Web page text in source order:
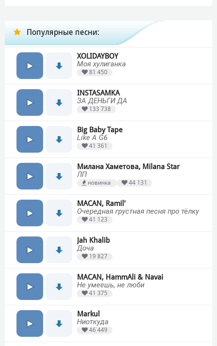
Популярные песни:
XOLIDAYBOY
Моя хулиганка
81 450
INSTASAMKA
ЗА ДЕНЬГИ ДА
133 738
Big Baby Tape
Like A G6
41 361
Милана Хаметова, Milana Star
ЛП
новинка 44 131
MACAN, Ramil'
Очередная грустная песня про тёлку
41 123
Jah Khalib
Доча
19 827
MACAN, HammAli & Navai
Не умеешь, не люби
41 375
Markul
Ниоткуда
46 449